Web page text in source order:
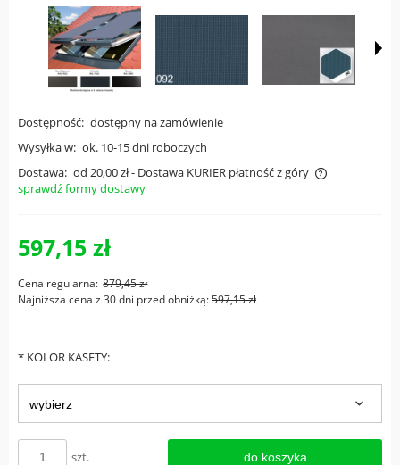
Dostępność: dostępny na zamówienie
Wysyłka w: ok. 10-15 dni roboczych
Dostawa: od 20,00 zł- Dostawa KURIER płatność z góry
Cena nie zawiera ewentualnych kosztów płatności
sprawdź formy dostawy
597,15 zł
Cena regularna: 879,45 zł
Najniższa cena z 30 dni przed obniżką:597,15 zł
* KOLOR KASETY:
szt. do koszyka